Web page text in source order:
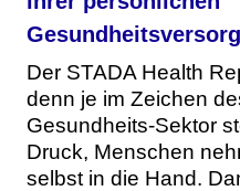
Der STADA Health
denn je im Zeichen
Gesundheits-Sektor
Druck, Menschen
selbst in die Hand.